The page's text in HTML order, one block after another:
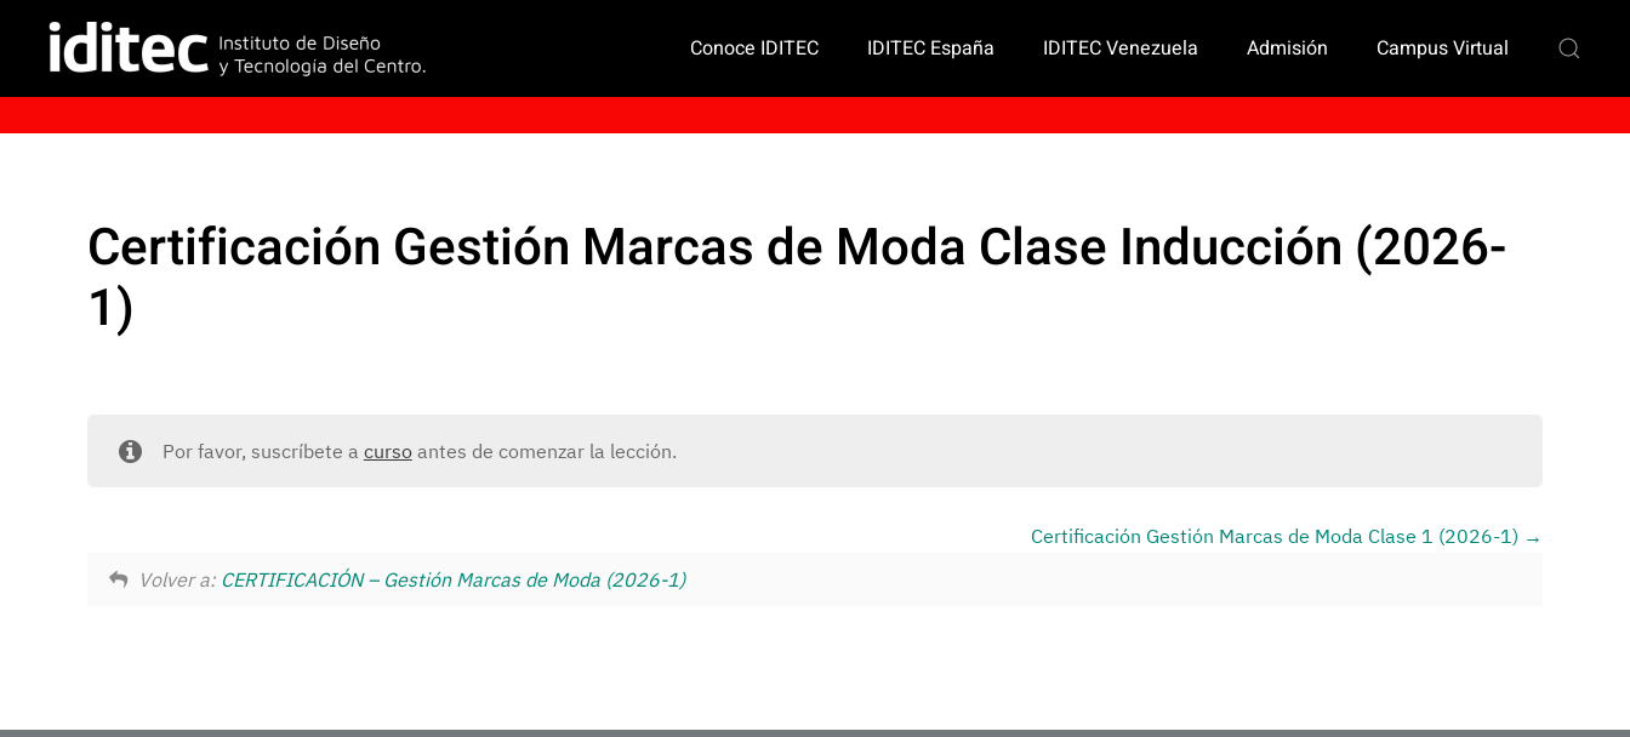
Conoce IDITEC IDITEC España IDITEC Venezuela Admisión Campus Virtual
Certificación Gestión Marcas de Moda Clase Inducción (2026-
1)
Por favor, suscríbete a cursoantes de comenzar la lección.
Certificación Gestión Marcas de Moda Clase 1 (2026-1)
Volver a: CERTIFICACIÓN – Gestión Marcas de Moda (2026-1)